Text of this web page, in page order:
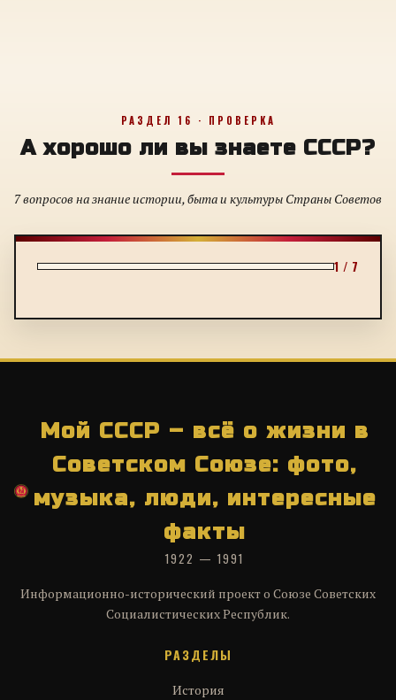
РАЗДЕЛ 16 · ПРОВЕРКА
А хорошо ли вы знаете СССР?
7 вопросов на знание истории, быта и культуры Страны Советов
1 / 7
Мой СССР – всё о жизни в
Советском Союзе: фото,
музыка, люди, интересные
факты
1922 — 1991
Информационно-исторический проект о Союзе Советских
Социалистических Республик.
РАЗДЕЛЫ
История